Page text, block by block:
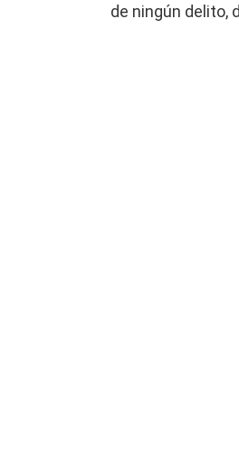
de ningún delito,